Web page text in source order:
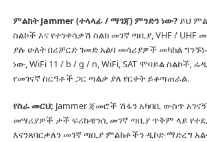
ምልክት Jammer (ተላላፊ / ማገጃ) ምንድን ነው?ይህ
ስልኮች እና የተንቀሳቃሽ ስልክ መገኛ ጣቢያ, VHF / UHF
ያሉ ሁለት በሪቻርድ ገመድ አልባ መሳሪያዎች መካከል
ነው, WiFi 11 / b / g / n, WiFi, SAT ሞባይል
የመገናኛ ስርዓቶች ጋር ጣልቃ ያለ የርቀት ይቆጣጠራል.
የስራ መርህ; Jammer ጃመሮች ሽፋን አካባቢ ውስጥ
መሣሪያዎች ታች ፍሪኩዌንሲ መገኛ ጣቢያ ጥቅም ላይ
እናንጸባርቃለን መገኛ ጣቢያ ምልክቶችን ዲኮድ ማድረግ